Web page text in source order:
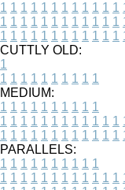
1 1 1 1 1 1 1 1 1 1 1 1
1 1 1 1 1 1 1 1 1 1 1 1
1 1 1 1 1 1 1 1 1 1 1 1
CUTTLY OLD:
1
1 1 1 1 1 1 1 1 1 1
MEDIUM:
1 1 1 1 1 1 1 1 1 1
1 1 1 1 1 1 1 1 1 1 1 1
1 1 1 1 1 1 1 1 1 1 1 1
PARALLELS:
1 1 1 1 1 1 1 1 1 1
1 1 1 1 1 1 1 1 1 1 1 1